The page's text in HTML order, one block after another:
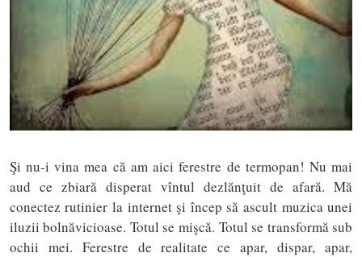
Şi nu-i vina mea că am aici ferestre de termopan! Nu mai
aud ce zbiară disperat vîntul dezlănţuit de afară. Mă
conectez rutinier la internet şi încep să ascult muzica unei
iluzii bolnăvicioase. Totul se mişcă. Totul se transformă sub
ochii mei. Ferestre de realitate ce apar, dispar, apar,